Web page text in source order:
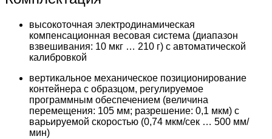
высокоточная электродинамическая
компенсационная весовая система (диапазон
взвешивания: 10 мкг … 210 г) с автоматической
калибровкой
вертикальное механическое позиционирование
контейнера с образцом, регулируемое
программным обеспечением (величина
перемещения: 105 мм; разрешение: 0,1 мкм) с
варьируемой скоростью (0,74 мкм/сек … 500 мм/
мин)